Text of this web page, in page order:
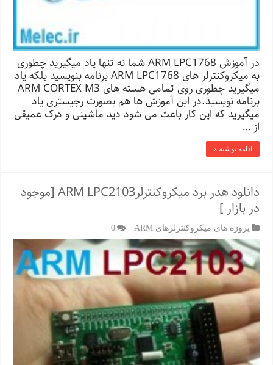
در آموزش ARM LPC1768 شما نه تنها یاد میگیرید چطوری
به میکروکنترلر های ARM LPC1768 برنامه بنویسید بلکه یاد
میگیرید چطوری روی تمامی هسته های ARM CORTEX M3
برنامه نویسید.در این آموزش ها هم بصورت رجیستری یاد
میگیرید که این کار باعث می شود دید ماشینی و درک عمیقی
از …
ادامه نوشته »
دانلود هدر برد میکروکنترلرARM LPC2103 [موجود
در بازار ]
پروژه های میکروکنترلرهای ARM 0